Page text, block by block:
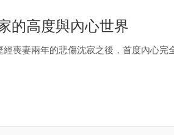
的高度與內心世界
喪妻兩年的悲傷沈寂之後，首度內心完